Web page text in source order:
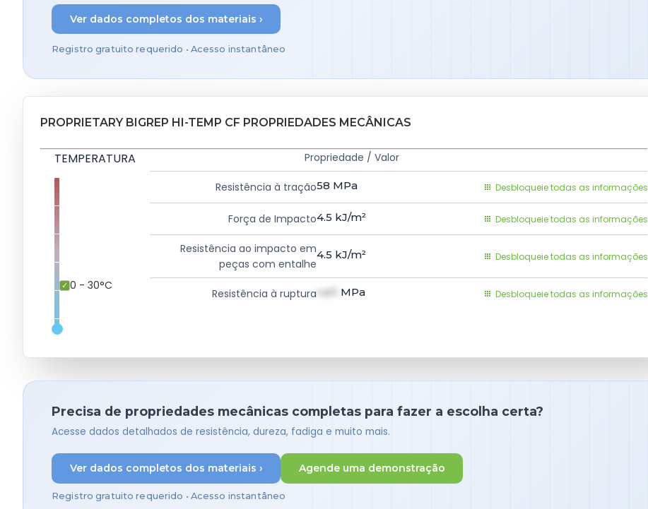
Ver dados completos dos materiais ›
Registro gratuito requerido • Acesso instantâneo
PROPRIETARY BIGREP HI-TEMP CF PROPRIEDADES MECÂNICAS
TEMPERATURA
0 - 30°C
Propriedade / Valor
Resistência à tração58 MPa Desbloqueie todas as informações
Força de Impacto4.5 kJ/m² Desbloqueie todas as informações
Resistência ao impacto em
peças com entalhe
4.5 kJ/m² Desbloqueie todas as informações
Resistência à ruptura val1 MPa Desbloqueie todas as informações
Precisa de propriedades mecânicas completas para fazer a escolha certa?
Acesse dados detalhados de resistência, dureza, fadiga e muito mais.
Ver dados completos dos materiais ›
Registro gratuito requerido • Acesso instantâneo
Agende uma demonstração